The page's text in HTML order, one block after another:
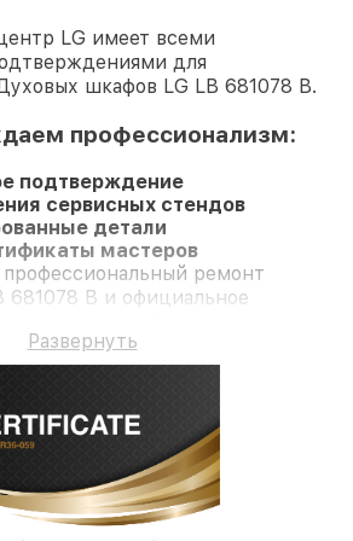
LG имеет всеми
для
шкафов LG LB 681078 B.
профессионализм:
подтверждение
сервисных стендов
детали
мастеров
ремонт
B и официальное
Развернуть